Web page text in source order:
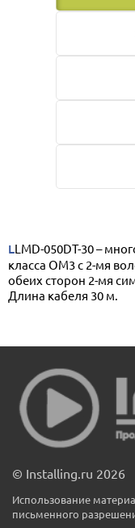
LLMD-050DT-30 – многомодовый оптоволоконный кабель
класса OM3 с 2-мя
обеих сторон 2-мя
Длина кабеля 30 м.
© Installing.ru 2026
Использование
письменного